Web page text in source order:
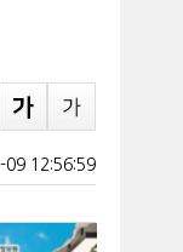
09 12:56:59